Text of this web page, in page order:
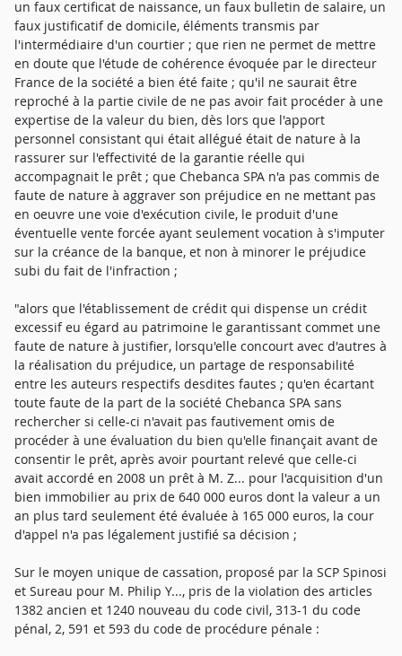
un faux certificat de naissance, un faux bulletin de salaire, un
faux justificatif de domicile, éléments transmis par
l'intermédiaire d'un courtier ; que rien ne permet de mettre
en doute que l'étude de cohérence évoquée par le directeur
France de la société a bien été faite ; qu'il ne saurait être
reproché à la partie civile de ne pas avoir fait procéder à une
expertise de la valeur du bien, dès lors que l'apport
personnel consistant qui était allégué était de nature à la
rassurer sur l'effectivité de la garantie réelle qui
accompagnait le prêt ; que Chebanca SPA n'a pas commis de
faute de nature à aggraver son préjudice en ne mettant pas
en oeuvre une voie d'exécution civile, le produit d'une
éventuelle vente forcée ayant seulement vocation à s'imputer
sur la créance de la banque, et non à minorer le préjudice
subi du fait de l'infraction ;
"alors que l'établissement de crédit qui dispense un crédit
excessif eu égard au patrimoine le garantissant commet une
faute de nature à justifier, lorsqu'elle concourt avec d'autres à
la réalisation du préjudice, un partage de responsabilité
entre les auteurs respectifs desdites fautes ; qu'en écartant
toute faute de la part de la société Chebanca SPA sans
rechercher si celle-ci n'avait pas fautivement omis de
procéder à une évaluation du bien qu'elle finançait avant de
consentir le prêt, après avoir pourtant relevé que celle-ci
avait accordé en 2008 un prêt à M. Z... pour l'acquisition d'un
bien immobilier au prix de 640 000 euros dont la valeur a un
an plus tard seulement été évaluée à 165 000 euros, la cour
d'appel n'a pas légalement justifié sa décision ;
Sur le moyen unique de cassation, proposé par la SCP Spinosi
et Sureau pour M. Philip Y..., pris de la violation des articles
1382 ancien et 1240 nouveau du code civil, 313-1 du code
pénal, 2, 591 et 593 du code de procédure pénale :